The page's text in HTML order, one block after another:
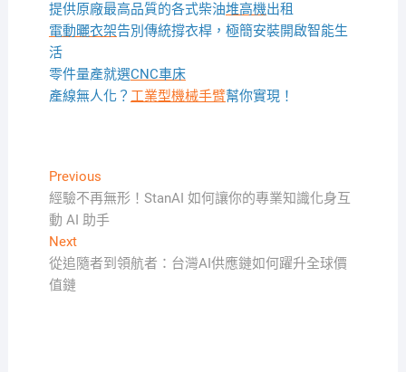
提供原廠最高品質的各式柴油堆高機出租
電動曬衣架告別傳統撐衣桿，極簡安裝開啟智能生
活
零件量產就選CNC車床
產線無人化？ 工業型機械手臂幫你實現！
文
章
導
覽
PreviousPrevious
post:
經驗不再無形！StanAI 如何讓你的專業知識化身互
動 AI 助手
NextNext
post:
從追隨者到領航者：台灣AI供應鏈如何躍升全球價
值鏈